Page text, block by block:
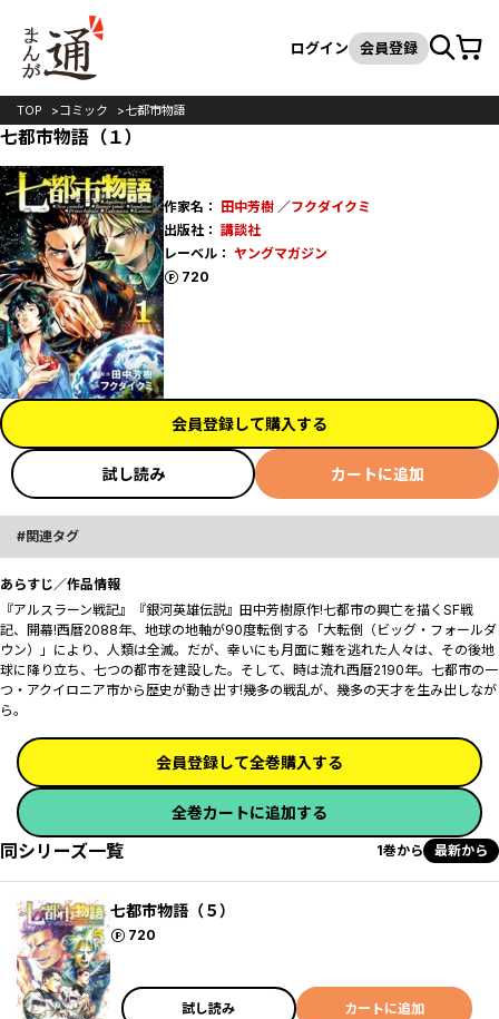
検索
ログイン 会員登録カート
TOP コミック 七都市物語
七都市物語（１）
作家名： 田中芳樹／フクダイクミ
出版社： 講談社
レーベル： ヤングマガジン
720
ポイント
会員登録して購入する
試し読み カートに追加
関連タグ
あらすじ／作品情報
『アルスラーン戦記』『銀河英雄伝説』田中芳樹原作!七都市の興亡を描くSF戦
記、開幕!西暦2088年、地球の地軸が90度転倒する「大転倒（ビッグ・フォールダ
ウン）」により、人類は全滅。だが、幸いにも月面に難を逃れた人々は、その後地
球に降り立ち、七つの都市を建設した。そして、時は流れ西暦2190年。七都市の一
つ・アクイロニア市から歴史が動き出す!幾多の戦乱が、幾多の天才を生み出しなが
ら―――。
会員登録して全巻購入する
全巻カートに追加する
同シリーズ一覧 1巻から 最新から
七都市物語（５）
720
ポイント
試し読み カートに追加